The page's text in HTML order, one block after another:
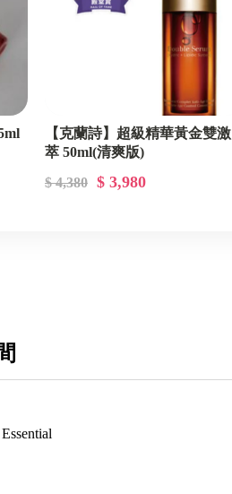
【專業沙龍髮品】
【克蘭詩】超級精華黃金雙激
萃 50ml(清爽版)
$ 4,380 $ 3,980